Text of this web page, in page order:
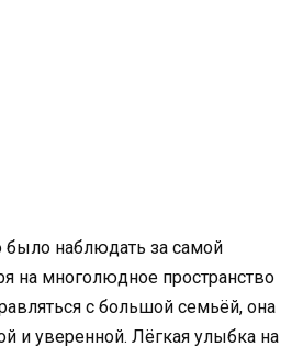
было наблюдать за самой
на многолюдное пространство
с большой семьёй, она
и уверенной. Лёгкая улыбка на